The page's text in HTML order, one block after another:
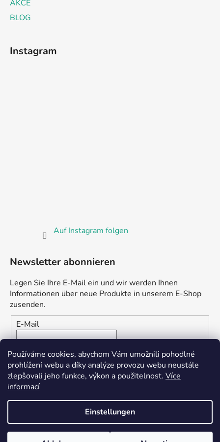
Používáme cookies, abychom Vám umožnili pohodlné
prohlížení webu a díky analýze provozu webu neustále
zlepšovali jeho funkce, výkon a použitelnost. Více
informací
Einstellungen
AKCE
BLOG
Instagram
Auf Instagram folgen
Newsletter abonnieren
Legen Sie Ihre E-Mail ein und wir werden Ihnen
Informationen über neue Produkte in unserem E-Shop
zusenden.
E-Mail
Vložením e-mailu souhlasíte s
podmínkami ochrany
osobních údajů
ANMELDEN
Erstellt von Shoptet